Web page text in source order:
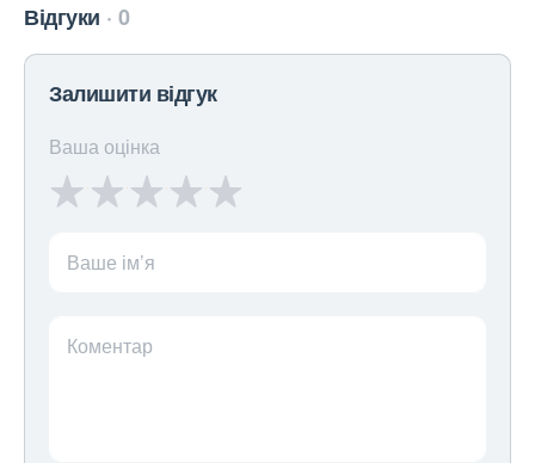
Відгуки 0
Залишити відгук
Ваша оцінка
Ваше ім’я
Коментар